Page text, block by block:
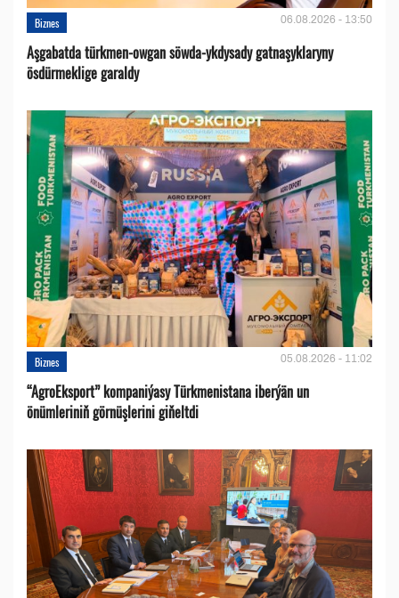
Biznes 06.08.2026 - 13:50
Aşgabatda türkmen-owgan söwda-ykdysady gatnaşyklaryny
ösdürmeklige garaldy
Biznes 05.08.2026 - 11:02
“AgroEksport” kompaniýasy Türkmenistana iberýän un
önümleriniň görnüşlerini giňeltdi